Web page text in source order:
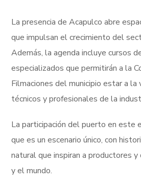
La presencia de Acapulco abre
que impulsan el crecimiento del
Además, la agenda incluye cursos
especializados que permitirán a la
Filmaciones del municipio estar a la
técnicos y profesionales de la
La participación del puerto en este
que es un escenario único, con
natural que inspiran a productores
y el mundo.